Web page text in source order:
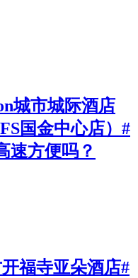
城市城际酒店
国金中心店）#
速方便吗？
福寺亚朵酒店#